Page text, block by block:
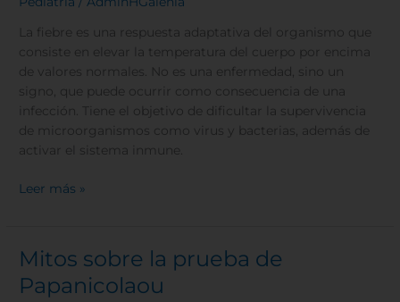
La fiebre es una respuesta adaptativa del organismo que
consiste en elevar la temperatura del cuerpo por encima
de valores normales. No es una enfermedad, sino un
signo, que puede ocurrir como consecuencia de una
infección. Tiene el objetivo de dificultar la supervivencia
de microorganismos como virus y bacterias, además de
activar el sistema inmune.
de
Leer más »
Mitos sobre la prueba de
Papanicolaou
Mitos
la